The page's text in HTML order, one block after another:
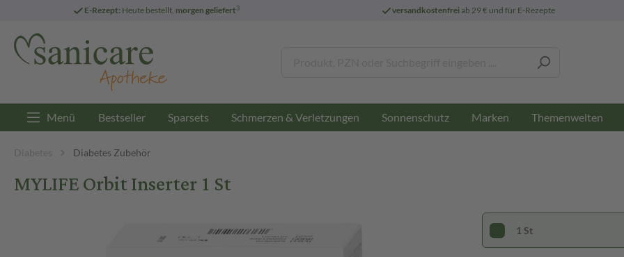
E-Rezept: Heute bestellt, morgen geliefert3 versandkostenfreiab 29 € und für E-Rezepte
Menü Bestseller Sparsets Schmerzen & Verletzungen Sonnenschutz Marken Themenwelten
Diabetes Diabetes Zubehör
MYLIFE Orbit Inserter 1 St
1 St